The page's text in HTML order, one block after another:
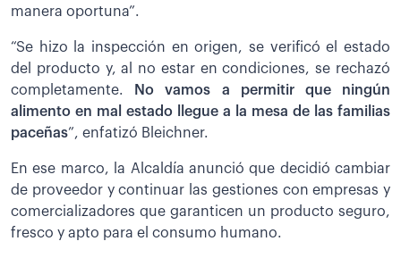
manera oportuna”.
“Se hizo la inspección en origen, se verificó el estado
del producto y, al no estar en condiciones, se rechazó
completamente.
No vamos a permitir que ningún
alimento en mal estado llegue a la mesa de las familias
paceñas”, enfatizó Bleichner.
En ese marco, la Alcaldía anunció que decidió cambiar
de proveedor y continuar las gestiones con empresas y
comercializadores que garanticen un producto seguro,
fresco y apto para el consumo humano.